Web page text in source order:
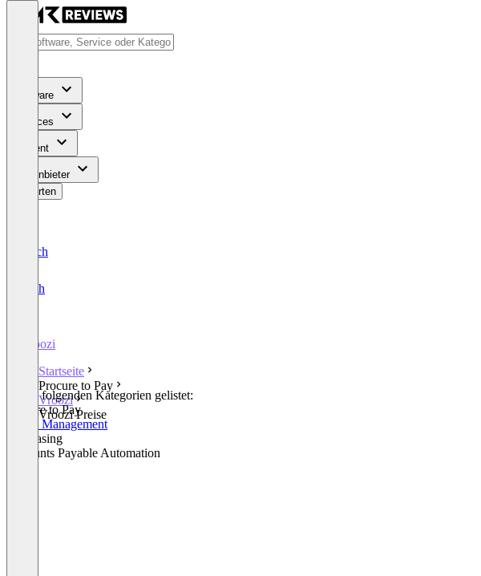
Software
Services
Content
Für Anbieter
Bewerten
Deutsch
English
Vroozi
Startseite
Procure to Pay
Vroozi
Vroozi Preise
In den folgenden Kategorien gelistet:
Procure to Pay
Spend Management
Purchasing
Accounts Payable Automation